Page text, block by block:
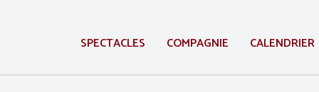
SPECTACLES COMPAGNIE CALENDRIER